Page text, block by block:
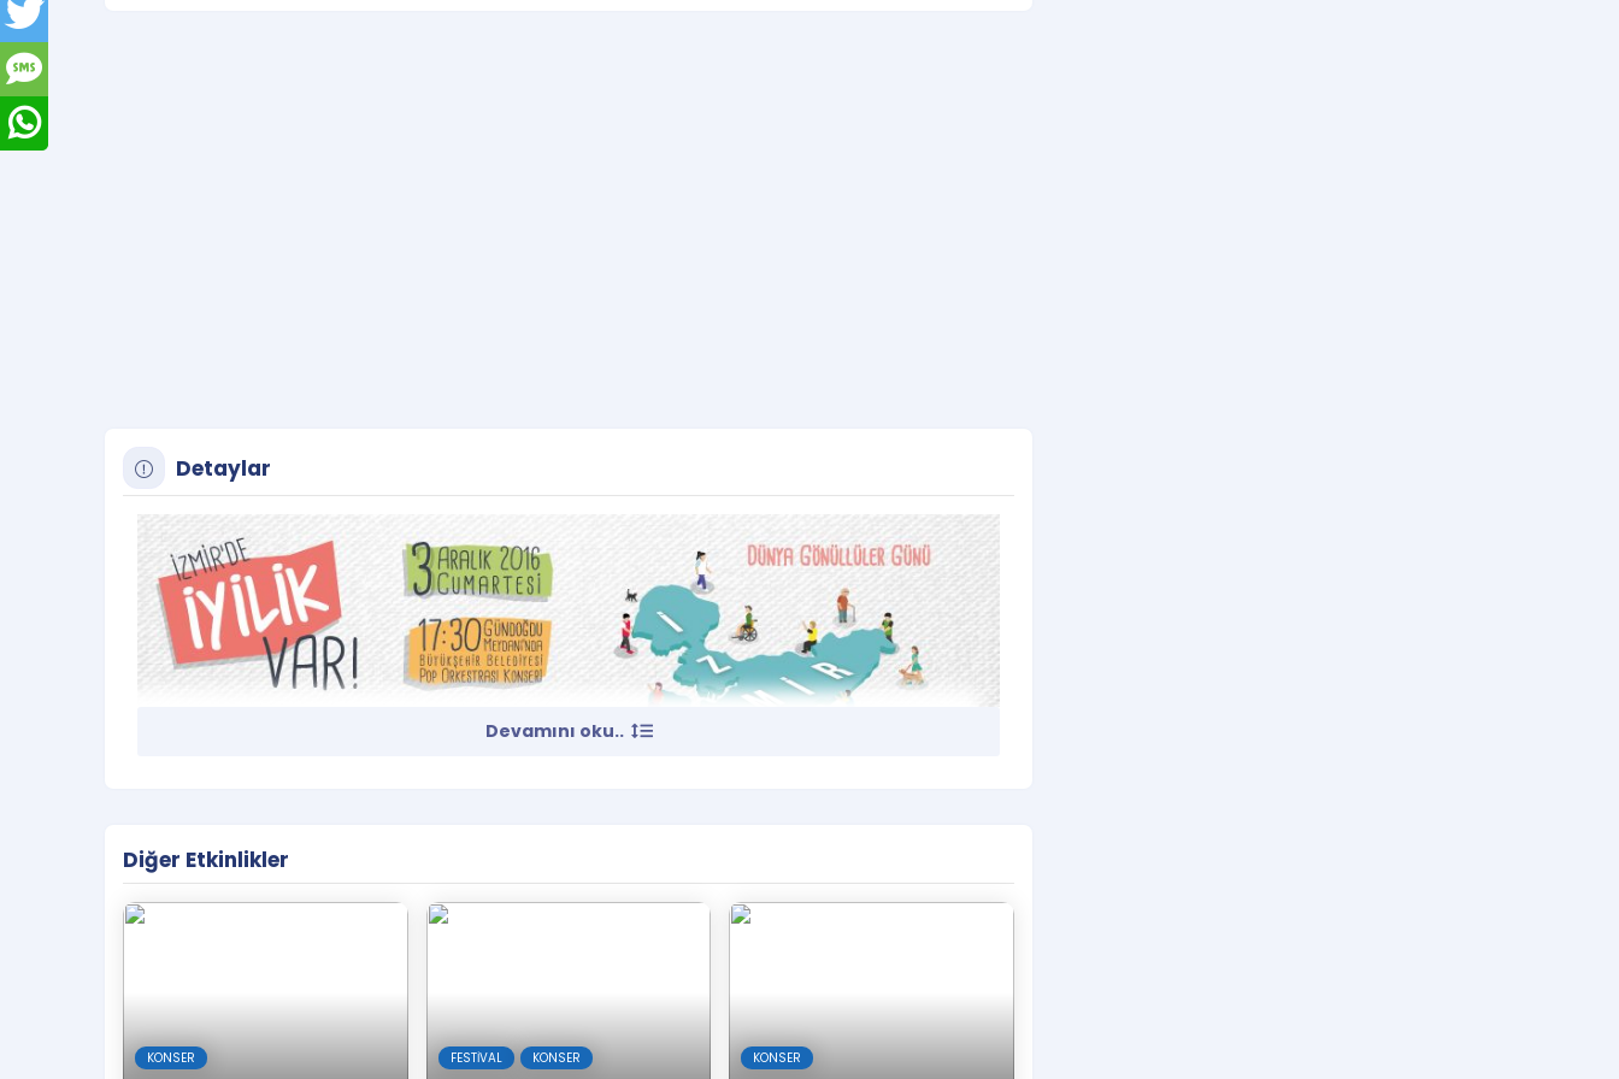
Detaylar
Hem Dünya Gönüllüler Günü (5 Aralık) hem de Dünya Engelliler Günü (3 Aralık) nedeniyle tüm İzmirlileri
iyilik yapmaya davet ediyoruz. Yaptığımız iyiliklerin bizleri daha yakınlaştıracağı, aramızdaki güven
İzmir Büyükşehir Belediyesi’nin katkıları, Yaşar Üniversitesi’nin organizasyonu ve İzmir Sivil Toplum Ağı
Devamını oku..
Diğer Etkinlikler
KONSER FESTIVAL KONSER KONSER